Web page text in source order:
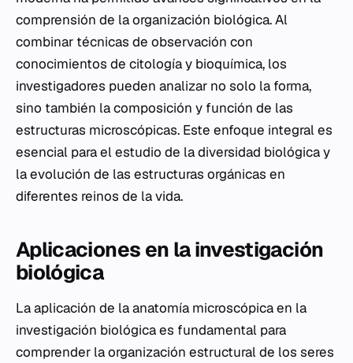
comprensión de la organización biológica. Al
combinar técnicas de observación con
conocimientos de citología y bioquímica, los
investigadores pueden analizar no solo la forma,
sino también la composición y función de las
estructuras microscópicas. Este enfoque integral es
esencial para el estudio de la diversidad biológica y
la evolución de las estructuras orgánicas en
diferentes reinos de la vida.
Aplicaciones en la investigación
biológica
La aplicación de la anatomía microscópica en la
investigación biológica es fundamental para
comprender la organización estructural de los seres